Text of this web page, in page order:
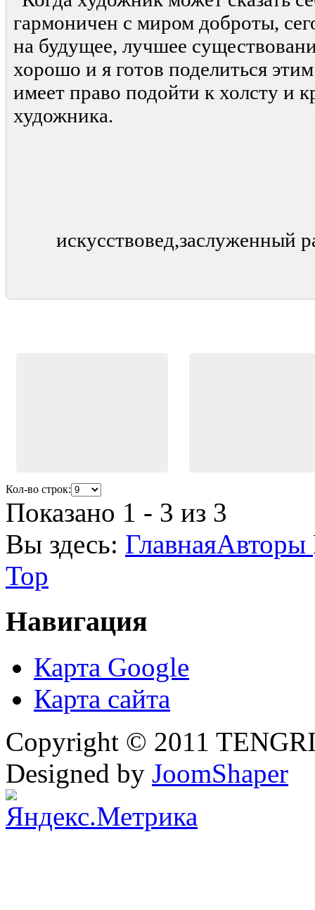
гармоничен с миром доброты,
на будущее, лучшее
хорошо и я готов поделиться
имеет право подойти к холсту и
художника.
искусствовед,заслуженный
Кол-во строк:
Показано 1 - 3 из 3
Вы здесь: ГлавнаяАвторы
Top
Навигация
Карта Google
Карта сайта
Copyright © 2011
Designed by JoomShaper